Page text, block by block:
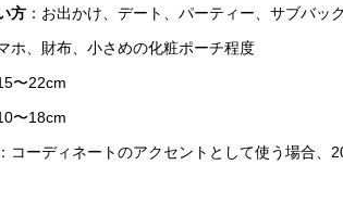
方 ：お出かけ、デート、パーティー、サブバッ
ホ、財布、小さめの化粧ポーチ程度
〜22cm
〜18cm
：コーディネートのアクセントとして使う場合